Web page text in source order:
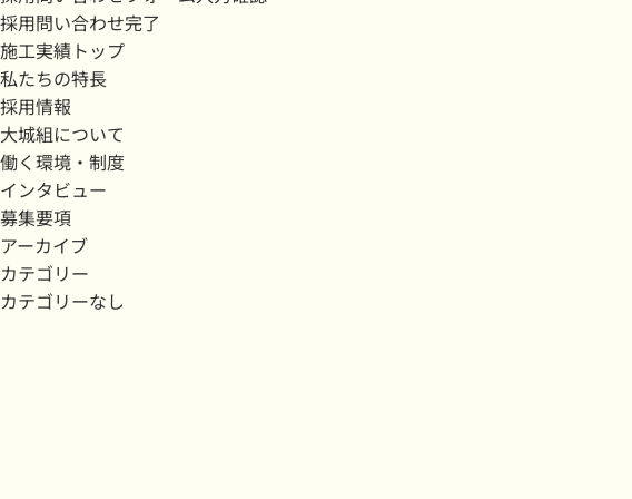
採用問い合わせ完了
施工実績トップ
私たちの特長
採用情報
大城組について
働く環境・制度
インタビュー
募集要項
アーカイブ
カテゴリー
カテゴリーなし